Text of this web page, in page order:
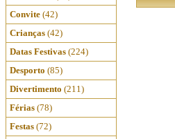
Convite (42)
Crianças (42)
Datas Festivas (224)
Desporto (85)
Divertimento (211)
Férias (78)
Festas (72)